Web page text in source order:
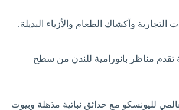
وأكشاك الطعام والأزياء البديلة.
مناظر بانورامية للندن من سطح
لليونسكو مع حدائق نباتية مذهلة وبيوت